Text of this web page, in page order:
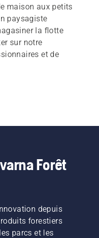
maison aux petits
paysagiste
la flotte
sur notre
et de
Forêt
depuis
forestiers
parcs et les